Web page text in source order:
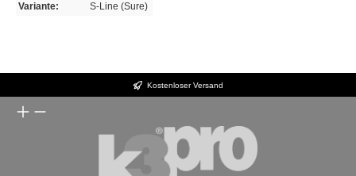
Variante:
S-Line (Sure)
Kostenloser Versand